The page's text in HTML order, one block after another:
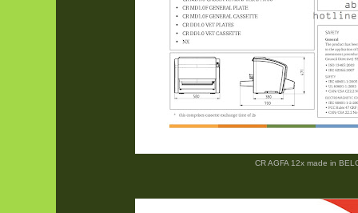
CR AGFA 12x made in